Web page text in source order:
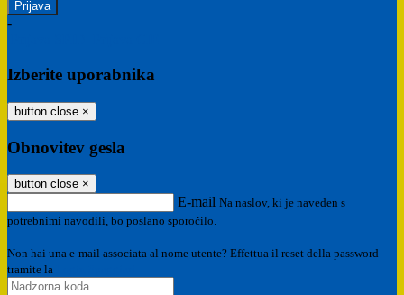
-
Izberite uporabnika
button close ×
Obnovitev gesla
button close ×
E-mail Na naslov, ki je naveden s
potrebnimi navodili, bo poslano sporočilo.
Non hai una e-mail associata al nome utente? Effettua il reset della password
tramite la